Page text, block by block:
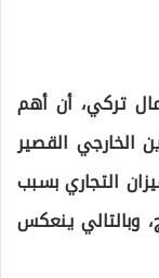
تركي، أن أهم
الخارجي القصير
التجاري بسبب
وبالتالي ينعكس